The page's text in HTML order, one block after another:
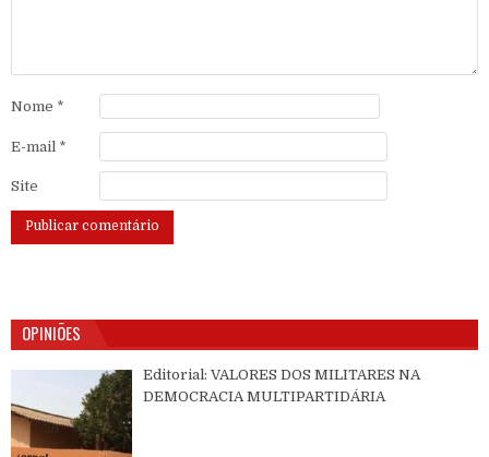
Nome *
E-mail *
Site
OPINIÕES
Editorial: VALORES DOS MILITARES NA
DEMOCRACIA MULTIPARTIDÁRIA